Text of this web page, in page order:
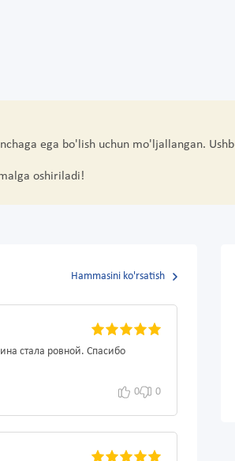
ega bo'lish uchun mo'ljallangan.
oshiriladi!
Hammasini ko'rsatish
стала ровной. Спасибо
0 0